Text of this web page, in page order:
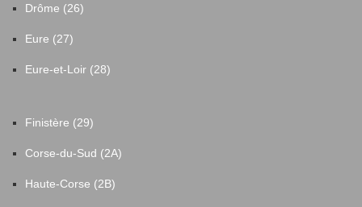
Drôme (26)
Eure (27)
Eure-et-Loir (28)
Finistère (29)
Corse-du-Sud (2A)
Haute-Corse (2B)